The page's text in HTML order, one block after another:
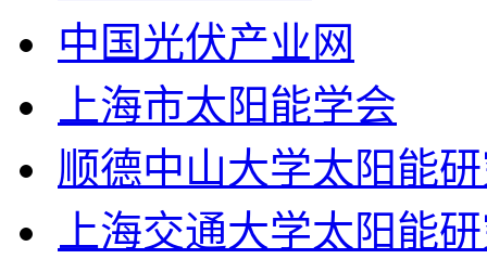
中国光伏产业网
上海市太阳能学会
顺德中山大学太阳能
上海交通大学太阳能